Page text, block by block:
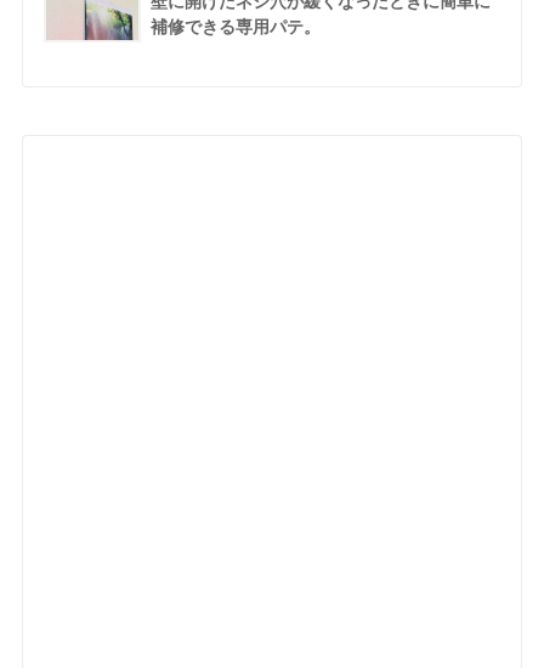
補修できる専用パテ。